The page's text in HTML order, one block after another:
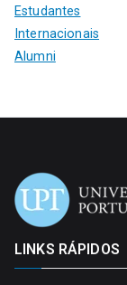
Estudantes
Internacionais
Alumni
LINKS RÁPIDOS